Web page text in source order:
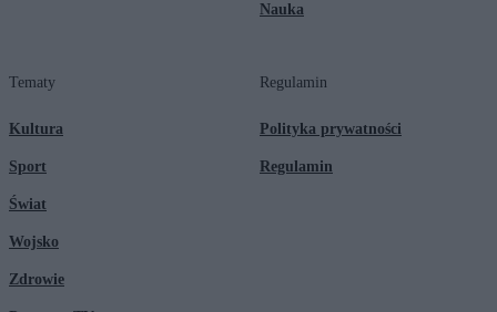
Nauka
Tematy
Kultura
Sport
Świat
Wojsko
Zdrowie
Regulamin
Polityka prywatności
Regulamin